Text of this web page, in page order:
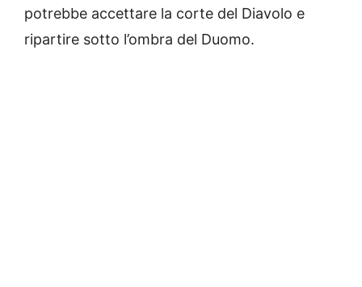
potrebbe accettare la corte del Diavolo e
ripartire sotto l’ombra del Duomo.